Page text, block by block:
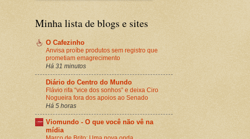
Minha lista de blogs e sites
O Cafezinho
Anvisa proíbe produtos sem registro que
prometiam emagrecimento
Há 31 minutos
Diário do Centro do Mundo
Flávio rifa “vice dos sonhos” e deixa Ciro
Nogueira fora dos apoios ao Senado
Há 5 horas
Viomundo - O que você não vê na
mídia